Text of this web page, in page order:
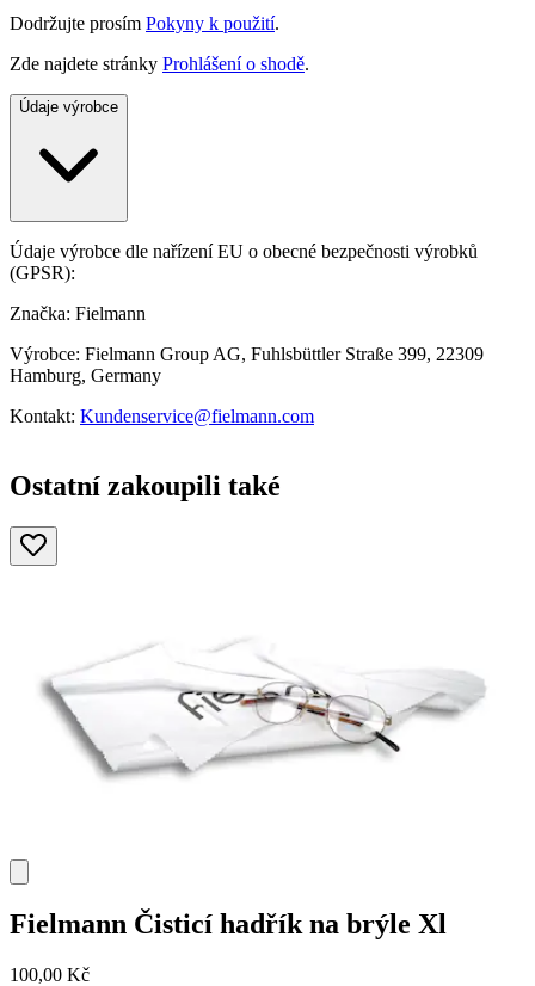
Dodržujte prosím Pokyny k použití.
Zde najdete stránky Prohlášení o shodě.
Údaje výrobce
Údaje výrobce dle nařízení EU o obecné bezpečnosti výrobků
(GPSR):
Značka: Fielmann
Výrobce: Fielmann Group AG, Fuhlsbüttler Straße 399, 22309
Hamburg, Germany
Kontakt: Kundenservice@fielmann.com
Ostatní zakoupili také
Fielmann Čisticí hadřík na brýle Xl
100,00 Kč